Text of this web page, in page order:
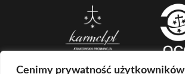
Cenimy prywatność użytkowników